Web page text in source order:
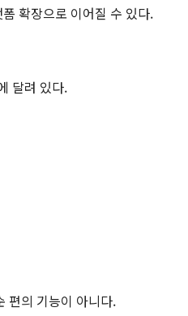
확장으로 이어질 수 있다.
달려 있다.
편의 기능이 아니다.